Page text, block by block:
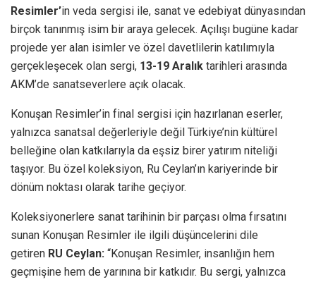
Resimler’in veda sergisi ile, sanat ve edebiyat dünyasından
birçok tanınmış isim bir araya gelecek. Açılışı bugüne kadar
projede yer alan isimler ve özel davetlilerin katılımıyla
gerçekleşecek olan sergi, 13-19 Aralık tarihleri arasında
AKM’de sanatseverlere açık olacak.
Konuşan Resimler’in final sergisi için hazırlanan eserler,
yalnızca sanatsal değerleriyle değil Türkiye’nin kültürel
belleğine olan katkılarıyla da eşsiz birer yatırım niteliği
taşıyor. Bu özel koleksiyon, Ru Ceylan’ın kariyerinde bir
dönüm noktası olarak tarihe geçiyor.
Koleksiyonerlere sanat tarihinin bir parçası olma fırsatını
sunan Konuşan Resimler ile ilgili düşüncelerini dile
getiren RU Ceylan: “Konuşan Resimler, insanlığın hem
geçmişine hem de yarınına bir katkıdır. Bu sergi, yalnızca